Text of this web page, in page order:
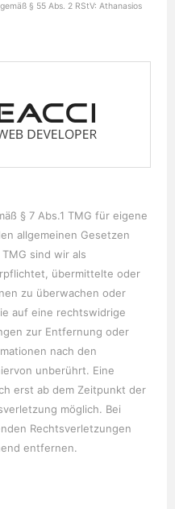
§ 55 Abs. 2 RStV: Athanasios
§ 7 Abs.1 TMG für eigene
allgemeinen Gesetzen
sind wir als
übermittelte oder
zu überwachen oder
auf eine rechtswidrige
zur Entfernung oder
nach den
unberührt. Eine
erst ab dem Zeitpunkt der
möglich. Bei
Rechtsverletzungen
entfernen.